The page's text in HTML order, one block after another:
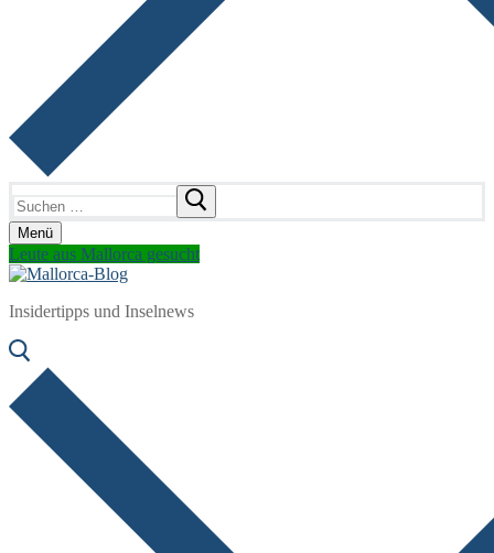
nach:
Menü
Leute aus Mallorca gesucht
Insidertipps und Inselnews